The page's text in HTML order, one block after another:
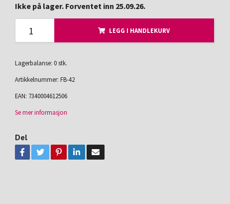
Ikke på lager. Forventet inn 25.09.26.
LEGG I HANDLEKURV
Lagerbalanse: 0 stk.
Artikkelnummer: FB-42
EAN: 7340004612506
Se mer informasjon
Del